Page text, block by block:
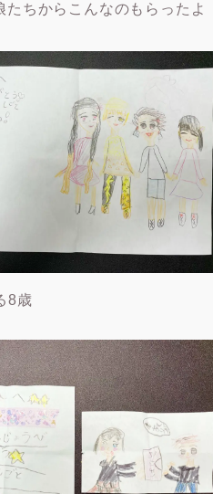
たちからこんなのもらったよ
8歳